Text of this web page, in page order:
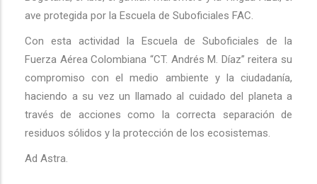
ave protegida por la Escuela de Suboficiales FAC.
Con esta actividad la Escuela de Suboficiales de la
Fuerza Aérea Colombiana “CT. Andrés M. Díaz” reitera su
compromiso con el medio ambiente y la ciudadanía,
haciendo a su vez un llamado al cuidado del planeta a
través de acciones como la correcta separación de
residuos sólidos y la protección de los ecosistemas.
Ad Astra.